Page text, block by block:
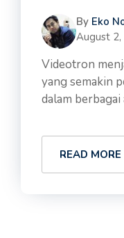
By Eko
August
Videotron
yang semakin
dalam berbagai
READ MORE